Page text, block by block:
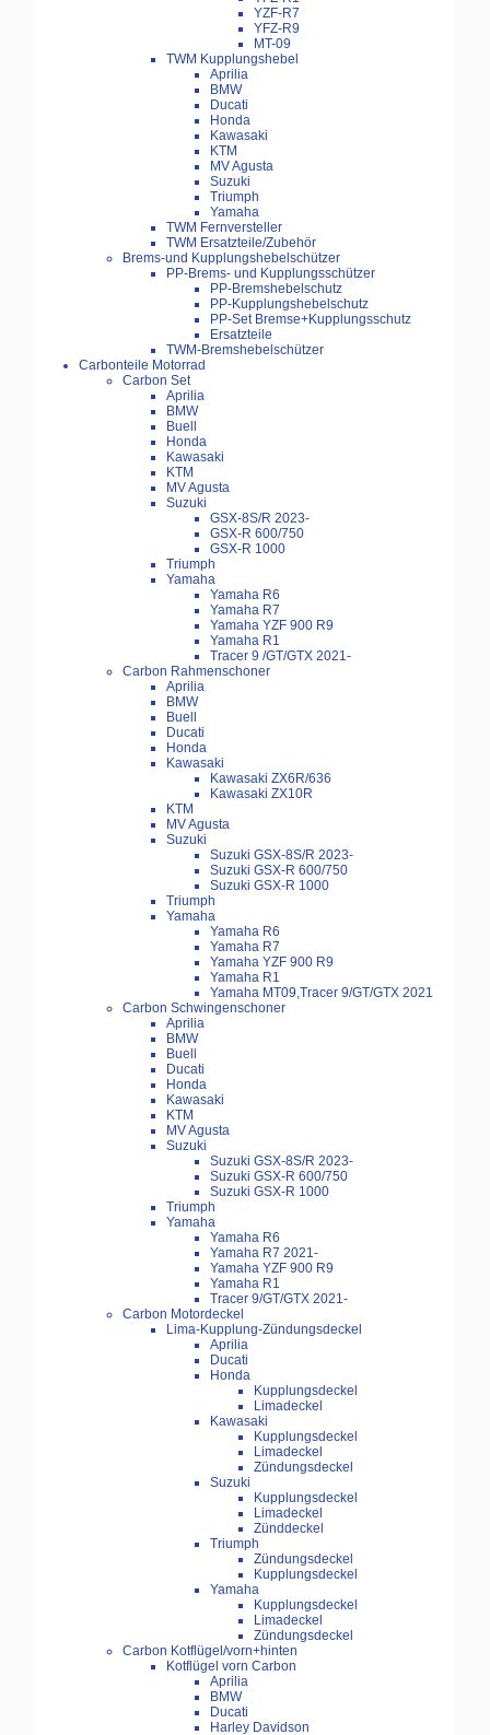
YZF-R7
YFZ-R9
MT-09
TWM Kupplungshebel
Aprilia
BMW
Ducati
Honda
Kawasaki
KTM
MV Agusta
Suzuki
Triumph
Yamaha
TWM Fernversteller
TWM Ersatzteile/Zubehör
Brems-und Kupplungshebelschützer
PP-Brems- und Kupplungsschützer
PP-Bremshebelschutz
PP-Kupplungshebelschutz
PP-Set Bremse+Kupplungsschutz
Ersatzteile
TWM-Bremshebelschützer
Carbonteile Motorrad
Carbon Set
Aprilia
BMW
Buell
Honda
Kawasaki
KTM
MV Agusta
Suzuki
GSX-8S/R 2023-
GSX-R 600/750
GSX-R 1000
Triumph
Yamaha
Yamaha R6
Yamaha R7
Yamaha YZF 900 R9
Yamaha R1
Tracer 9 /GT/GTX 2021-
Carbon Rahmenschoner
Aprilia
BMW
Buell
Ducati
Honda
Kawasaki
Kawasaki ZX6R/636
Kawasaki ZX10R
KTM
MV Agusta
Suzuki
Suzuki GSX-8S/R 2023-
Suzuki GSX-R 600/750
Suzuki GSX-R 1000
Triumph
Yamaha
Yamaha R6
Yamaha R7
Yamaha YZF 900 R9
Yamaha R1
Yamaha MT09,Tracer 9/GT/GTX 2021
Carbon Schwingenschoner
Aprilia
BMW
Buell
Ducati
Honda
Kawasaki
KTM
MV Agusta
Suzuki
Suzuki GSX-8S/R 2023-
Suzuki GSX-R 600/750
Suzuki GSX-R 1000
Triumph
Yamaha
Yamaha R6
Yamaha R7 2021-
Yamaha YZF 900 R9
Yamaha R1
Tracer 9/GT/GTX 2021-
Carbon Motordeckel
Lima-Kupplung-Zündungsdeckel
Aprilia
Ducati
Honda
Kupplungsdeckel
Limadeckel
Kawasaki
Kupplungsdeckel
Limadeckel
Zündungsdeckel
Suzuki
Kupplungsdeckel
Limadeckel
Zünddeckel
Triumph
Zündungsdeckel
Kupplungsdeckel
Yamaha
Kupplungsdeckel
Limadeckel
Zündungsdeckel
Carbon Kotflügel/vorn+hinten
Kotflügel vorn Carbon
Aprilia
BMW
Ducati
Harley Davidson